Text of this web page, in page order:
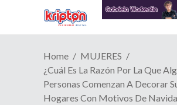
Home
MUJERES
¿Cuál Es La Razón Por La Que
Personas Comenzan A Decorar
Hogares Con Motivos De